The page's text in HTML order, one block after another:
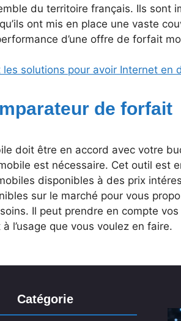
du territoire français. Ils sont
ont mis en place une vaste
d’une offre de forfait
les solutions pour avoir Internet en
de forfait
doit être en accord avec votre
est nécessaire. Cet outil est
disponibles à des prix
sur le marché pour vous
Il peut prendre en compte
l’usage que vous voulez en faire.
Catégorie